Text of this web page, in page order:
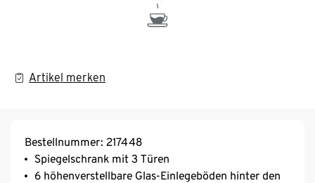
Artikel merken
Bestellnummer: 217448
Spiegelschrank mit 3 Türen
6 höhenverstellbare Glas-Einlegeböden hinter den